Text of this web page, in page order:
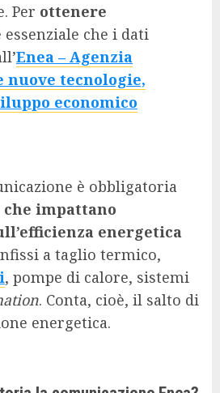
Per ottenere
essenziale che i dati
Enea – Agenzia
nuove tecnologie,
economico
è obbligatoria
impattano
energetica
a taglio termico,
, pompe di calore, sistemi
. Conta, cioè, il salto di
energetica.